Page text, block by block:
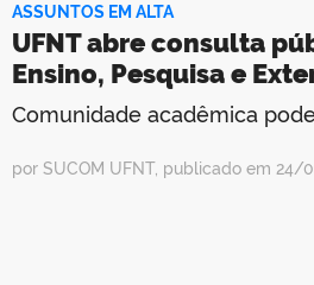
ASSUNTOS EM ALTA
UFNT abre consulta
Ensino, Pesquisa e
Comunidade acadêmica
por SUCOM UFNT, publicado em